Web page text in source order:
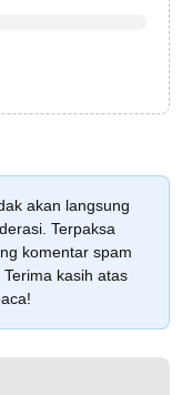
akan langsung
Terpaksa
komentar spam
kasih atas